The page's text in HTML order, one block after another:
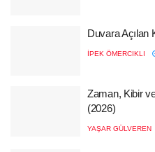
Duvara Açılan
İPEK ÖMERCIKLI
Zaman, Kibir
(2026)
YAŞAR GÜLVEREN